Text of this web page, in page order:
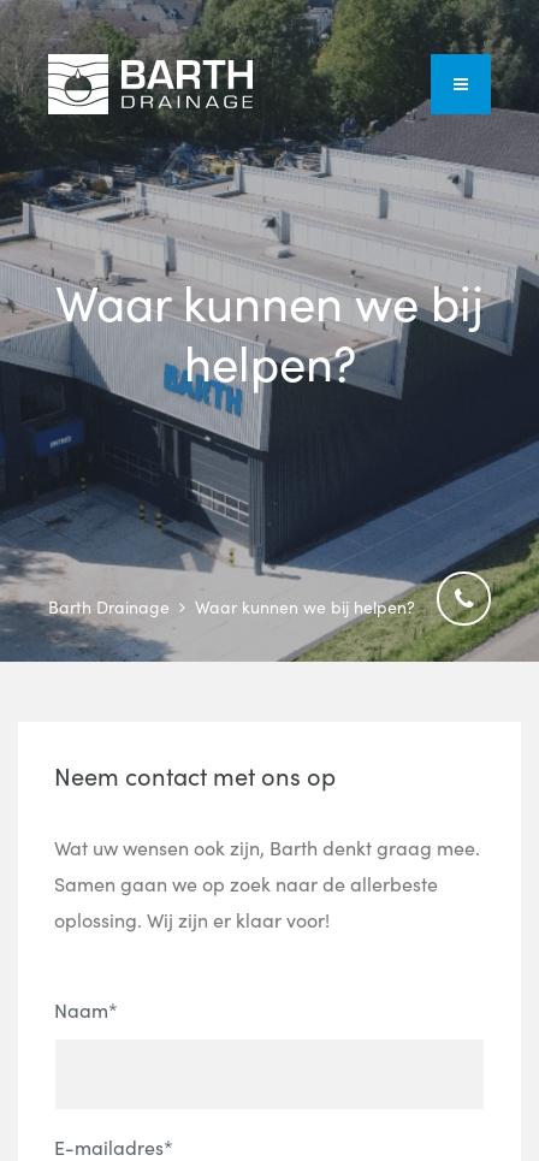
Waar kunnen we bij
helpen?
Barth Drainage Waar kunnen we bij helpen?
Neem contact met ons op
Wat uw wensen ook zijn, Barth denkt graag mee.
Samen gaan we op zoek naar de allerbeste
oplossing. Wij zijn er klaar voor!
Naam*
E-mailadres*